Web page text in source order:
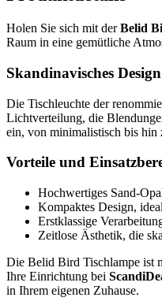
Holen Sie sich mit derBelid
Raum in eine gemütliche
Skandinavisches
Die Tischleuchte der
Lichtverteilung, die
ein, von minimalistisch bis hin
Vorteile und
Hochwertiges Sand-
Kompaktes Design,
Erstklassige
Zeitlose Ästhetik, die
Die Belid Bird Tischlampe ist
Ihre Einrichtung bei
in Ihrem eigenen Zuhause.